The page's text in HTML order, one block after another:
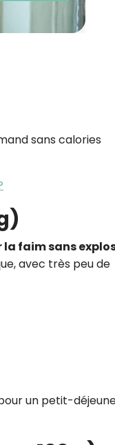
sans calories
la faim sans
avec très peu de
un petit-